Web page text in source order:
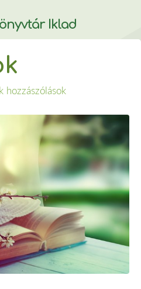
Iklad
hozzászólások